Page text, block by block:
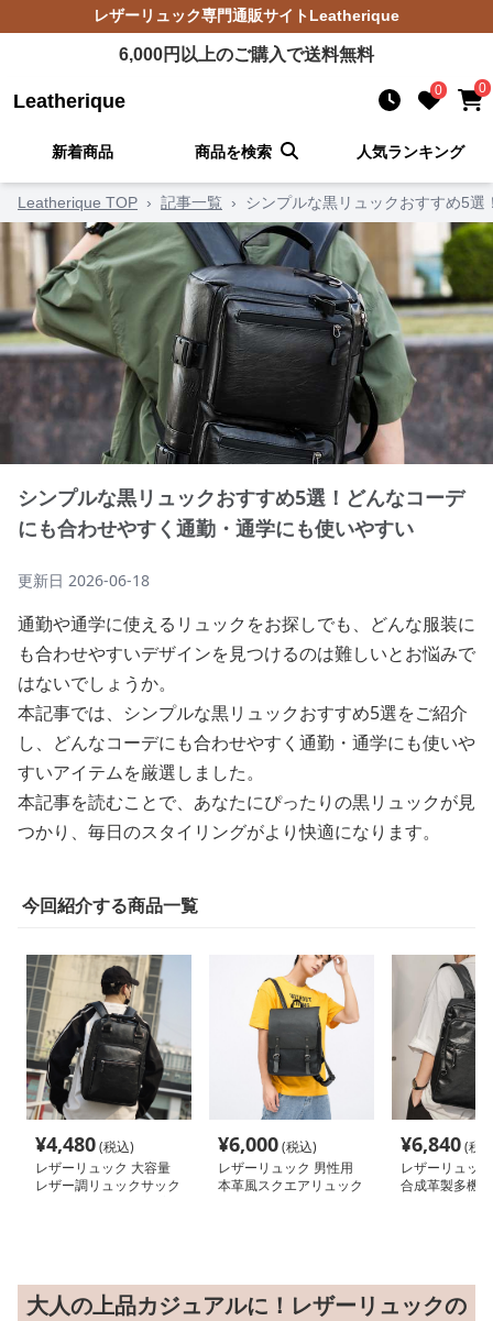
レザーリュック専門通販サイトLeatherique
6,000円以上のご購入で送料無料
Leatherique 0 0
新着商品 商品を検索 人気ランキング
Leatherique TOP › 記事一覧 › シンプルな黒リュックおすすめ5
シンプルな黒リュックおすすめ5選！どんなコーデ
にも合わせやすく通勤・通学にも使いやすい
更新日 2026-06-18
通勤や通学に使えるリュックをお探しでも、どんな服装に
も合わせやすいデザインを見つけるのは難しいとお悩みで
はないでしょうか。
本記事では、シンプルな黒リュックおすすめ5選をご紹介
し、どんなコーデにも合わせやすく通勤・通学にも使いや
すいアイテムを厳選しました。
本記事を読むことで、あなたにぴったりの黒リュックが見
つかり、毎日のスタイリングがより快適になります。
今回紹介する商品一覧
¥4,480(税込)
レザーリュック 大容量
レザー調リュックサック
¥6,000(税込)
レザーリュック 男性用
本革風スクエアリュック
¥6,840(税
レザーリュッ
合成革製多機
大人の上品カジュアルに！レザーリュックの